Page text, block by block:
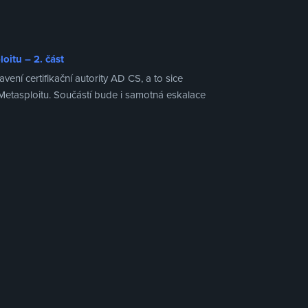
– 2. část
certifikační autority AD CS, a to sice
Součástí bude i samotná eskalace